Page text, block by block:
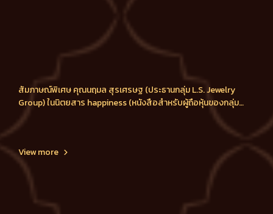
สัมภาษณ์พิเศษ คุณนฤมล สุรเศรษฐ (ประธานกลุ่ม L.S. Jewelry
Group) ในนิตยสาร happiness (หนังสือสำหรับผู้ถือหุ้นของกลุ่ม
บริษัท ปตท. - ptt Group) ฉบับเดือนมกราคม - มีนาคม 2016
View more